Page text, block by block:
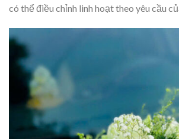
có thể điều chỉnh linh hoạt theo yêu cầu